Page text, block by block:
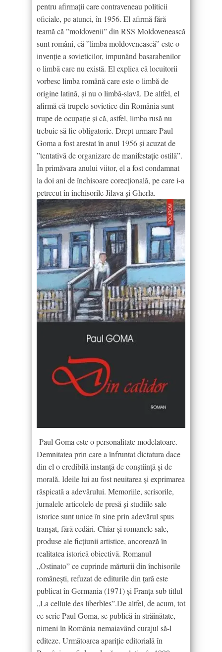
pentru afirmații care contraveneau politicii
oficiale, pe atunci, în 1956. El afirmă fără
teamă că ”moldovenii” din RSS Moldovenească
sunt români, că ”limba moldovenească” este o
invenție a sovieticilor, impunând basarabenilor
o limbă care nu există. El explica că locuitorii
vorbesc limba română care este o limbă de
origine latină, și nu o limbă-slavă. De altfel, el
afirmă că trupele sovietice din România sunt
trupe de ocupație și că, astfel, limba rusă nu
trebuie să fie obligatorie. Drept urmare Paul
Goma a fost arestat în anul 1956 și acuzat de
”tentativă de organizare de manifestație ostilă”.
În primăvara anului viitor, el a fost condamnat
la doi ani de închisoare corecțională, pe care i-a
petrecut în închisorile Jilava și Gherla.
Paul Goma este o personalitate modelatoare.
Demnitatea prin care a înfruntat dictatura dace
din el o credibilă instanță de conștiință și de
morală. Ideile lui au fost neuitarea și exprimarea
răspicată a adevărului. Memoriile, scrisorile,
jurnalele articolele de presă și studiile sale
istorice sunt unice în sine prin adevărul spus
tranșat, fără cedări. Chiar și romanele sale,
produse ale ficțiunii artistice, ancorează în
realitatea istorică obiectivă. Romanul
„Ostinato” ce cuprinde mărturii din închisorile
româneşti, refuzat de editurile din ţară este
publicat în Germania (1971) şi Franţa sub titlul
„La cellule des liberbles”.De altfel, de acum, tot
ce scrie Paul Goma, se publică în străinătate,
nimeni în România nemaiavând curajul să-l
editeze. Următoarea apariţie editorială în